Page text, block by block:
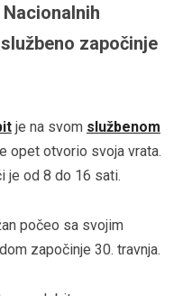
započinje
je na svom službenom
opet otvorio svoja vrata.
je od 8 do 16 sati.
počeo sa svojim
započinje 30. travnja.